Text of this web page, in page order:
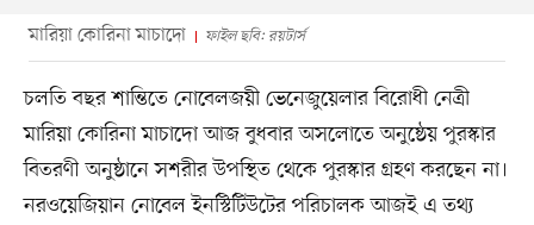
মারিয়া কোরিনা মাচাদো ফাইল ছবি: রয়টার্স
চলতি বছর শান্তিতে নোবেলজয়ী ভেনেজুয়েলার বিরোধী নেত্রী
মারিয়া কোরিনা মাচাদো আজ বুধবার অসলোতে অনুষ্ঠেয় পুরস্কার
বিতরণী অনুষ্ঠানে সশরীর উপস্থিত থেকে পুরস্কার গ্রহণ করছেন না।
নরওয়েজিয়ান নোবেল ইনস্টিটিউটের পরিচালক আজই এ তথ্য